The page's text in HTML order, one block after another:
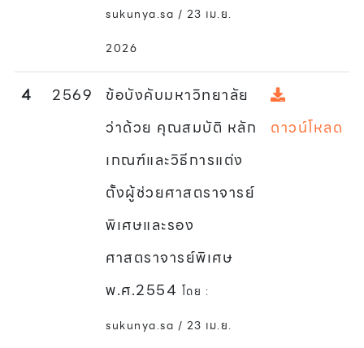
sukunya.sa / 23 เม.ย.
2026
4 2569
ข้อบังคับมหาวิทยาลัย
ว่าด้วย คุณสมบัติ หลัก
เกณฑ์และวิธีการแต่ง
ตั้งผู้ช่วยศาสตราจารย์
พิเศษและรอง
ศาสตราจารย์พิเศษ
พ.ศ.2554 โดย :
sukunya.sa / 23 เม.ย.
ดาวน์โหลด